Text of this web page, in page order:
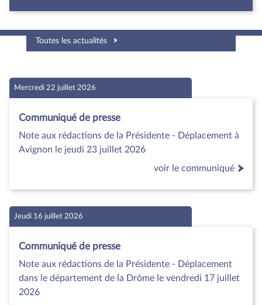
Toutes les actualités
Mercredi 22 juillet 2026
Communiqué de presse
Note aux rédactions de la Présidente - Déplacement à
Avignon le jeudi 23 juillet 2026
voir le communiqué
Jeudi 16 juillet 2026
Communiqué de presse
Note aux rédactions de la Présidente - Déplacement
dans le département de la Drôme le vendredi 17 juillet
2026